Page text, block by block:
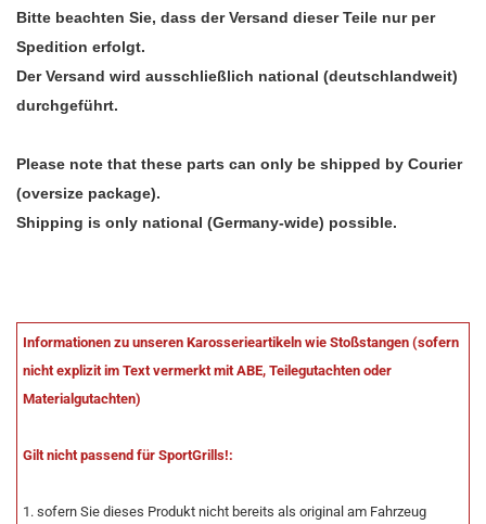
Bitte beachten Sie, dass der Versand dieser Teile nur per
Spedition erfolgt.
Der Versand wird ausschließlich national (deutschlandweit)
durchgeführt.
Please note that these parts can only be shipped by Courier
(oversize package).
Shipping is only national (Germany-wide) possible.
Informationen zu unseren Karosserieartikeln wie Stoßstangen (sofern
nicht explizit im Text vermerkt mit ABE, Teilegutachten oder
Materialgutachten)
Gilt nicht passend für SportGrills!:
1. sofern Sie dieses Produkt nicht bereits als original am Fahrzeug